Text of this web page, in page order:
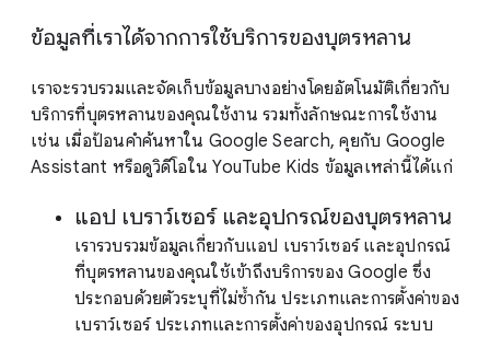
ข้อมูลที่เราได้จากการใช้บริการของบุตรหลาน
เราจะรวบรวมและจัดเก็บข้อมูลบางอย่างโดยอัตโนมัติเกี่ยวกับ
บริการที่บุตรหลานของคุณใช้งาน รวมทั้งลักษณะการใช้งาน
เช่น เมื่อป้อนคำค้นหาใน Google Search, คุยกับ Google
Assistant หรือดูวิดีโอใน YouTube Kids ข้อมูลเหล่านี้ได้แก่
แอป เบราว์เซอร์ และอุปกรณ์ของบุตรหลาน
เรารวบรวมข้อมูลเกี่ยวกับแอป เบราว์เซอร์ และอุปกรณ์
ที่บุตรหลานของคุณใช้เข้าถึงบริการของ Google ซึ่ง
ประกอบด้วยตัวระบุที่ไม่ซ้ำกัน ประเภทและการตั้งค่าของ
เบราว์เซอร์ ประเภทและการตั้งค่าของอุปกรณ์ ระบบ